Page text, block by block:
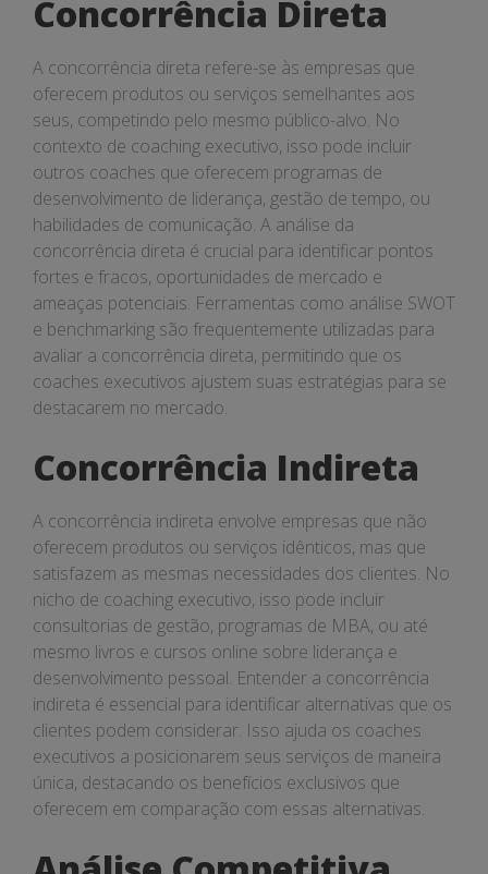
Concorrência Direta
A concorrência direta refere-se às empresas que
oferecem produtos ou serviços semelhantes aos
seus, competindo pelo mesmo público-alvo. No
contexto de coaching executivo, isso pode incluir
outros coaches que oferecem programas de
desenvolvimento de liderança, gestão de tempo, ou
habilidades de comunicação. A análise da
concorrência direta é crucial para identificar pontos
fortes e fracos, oportunidades de mercado e
ameaças potenciais. Ferramentas como análise SWOT
e benchmarking são frequentemente utilizadas para
avaliar a concorrência direta, permitindo que os
coaches executivos ajustem suas estratégias para se
destacarem no mercado.
Concorrência Indireta
A concorrência indireta envolve empresas que não
oferecem produtos ou serviços idênticos, mas que
satisfazem as mesmas necessidades dos clientes. No
nicho de coaching executivo, isso pode incluir
consultorias de gestão, programas de MBA, ou até
mesmo livros e cursos online sobre liderança e
desenvolvimento pessoal. Entender a concorrência
indireta é essencial para identificar alternativas que os
clientes podem considerar. Isso ajuda os coaches
executivos a posicionarem seus serviços de maneira
única, destacando os benefícios exclusivos que
oferecem em comparação com essas alternativas.